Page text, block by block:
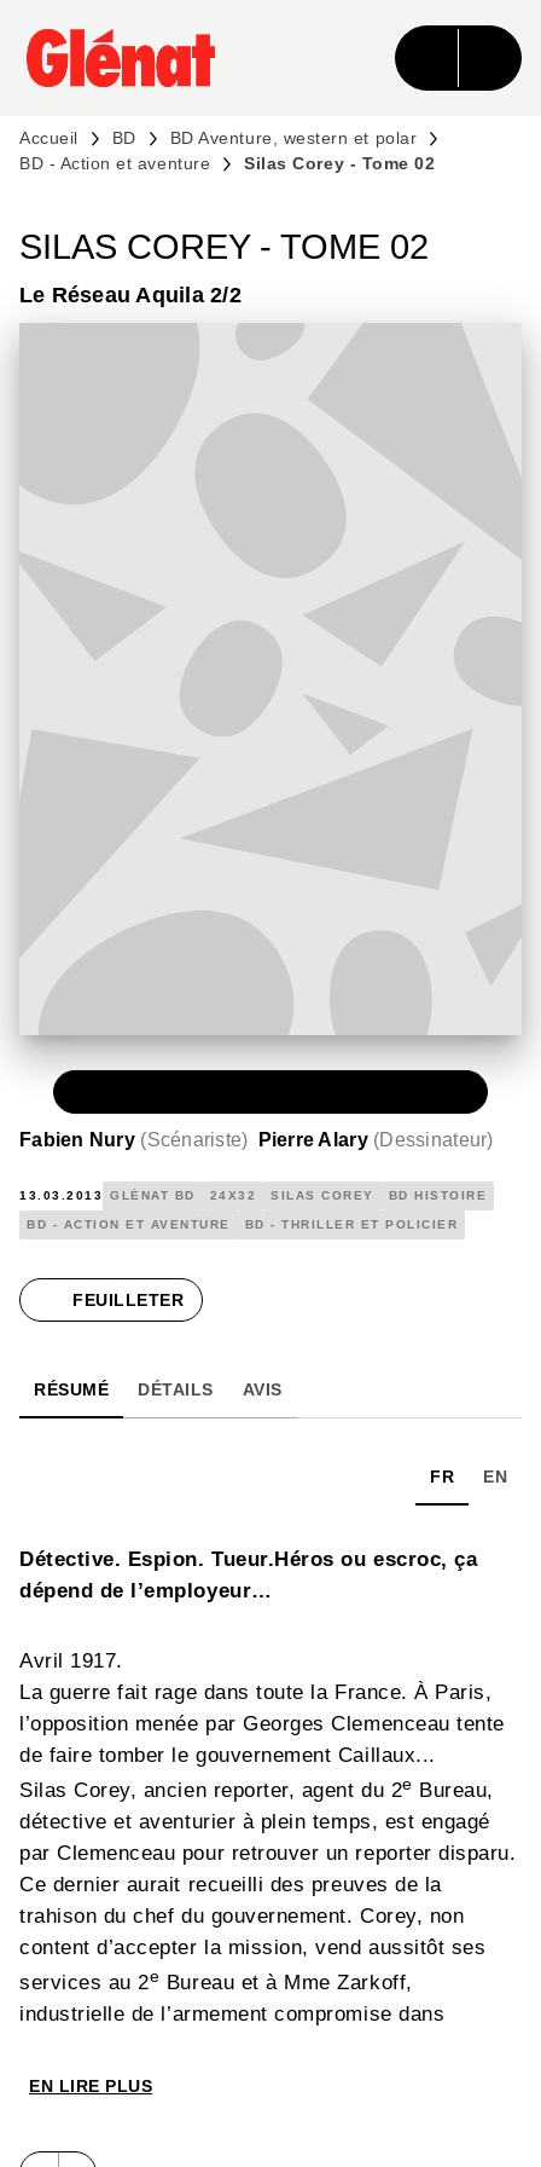
MENU RECHERCHE CONTENU
PIED DE PAGE
Accueil BD
BD Aventure, western et polar
BD - Action et aventure
Silas Corey - Tome 02
SILAS COREY - TOME 02
Le Réseau Aquila 2/2
Fabien Nury (Scénariste) Pierre Alary (Dessinateur)
13.03.2013 GLÉNAT BD 24X32 SILAS COREY BD HISTOIRE
BD - ACTION ET AVENTURE BD - THRILLER ET POLICIER
FEUILLETER
RÉSUMÉ DÉTAILS AVIS
FR EN
Détective. Espion. Tueur.Héros ou escroc, ça
dépend de l’employeur…
Avril 1917.
La guerre fait rage dans toute la France. À Paris,
l’opposition menée par Georges Clemenceau tente
de faire tomber le gouvernement Caillaux...
Silas Corey, ancien reporter, agent du 2e Bureau,
détective et aventurier à plein temps, est engagé
par Clemenceau pour retrouver un reporter disparu.
Ce dernier aurait recueilli des preuves de la
trahison du chef du gouvernement. Corey, non
content d’accepter la mission, vend aussitôt ses
services au 2e Bureau et à Mme Zarkoff,
industrielle de l’armement compromise dans
sur la piste du reporter, et ne tarde pas à croiser le
EN LIRE PLUS